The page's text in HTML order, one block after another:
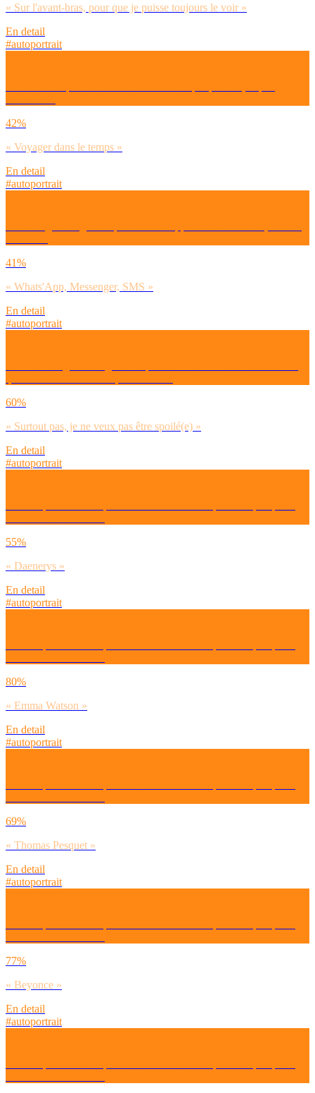
« Sur l'avant-bras, pour que je puisse toujours le voir »
En detail
#autoportrait
42%
« Voyager dans le temps »
En detail
#autoportrait
41%
« Whats'App, Messenger, SMS »
En detail
#autoportrait
60%
« Surtout pas, je ne veux pas être spoilé(e) »
En detail
#autoportrait
55%
« Daenerys »
En detail
#autoportrait
80%
« Emma Watson »
En detail
#autoportrait
69%
« Thomas Pesquet »
En detail
#autoportrait
77%
« Beyonce »
En detail
#autoportrait